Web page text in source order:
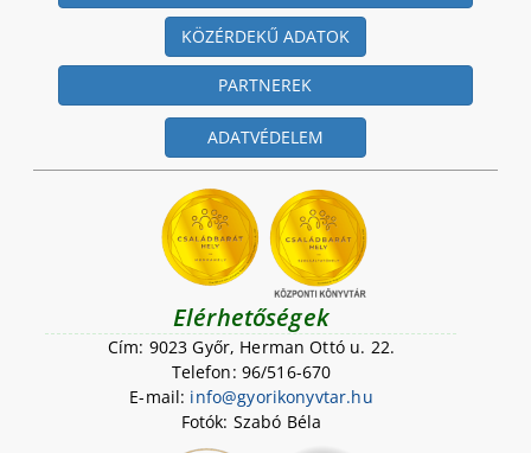
KÖZÉRDEKŰ ADATOK
PARTNEREK
ADATVÉDELEM
Elérhetőségek
Cím: 9023 Győr, Herman Ottó u. 22.
Telefon: 96/516-670
E-mail: info@gyorikonyvtar.hu
Fotók: Szabó Béla